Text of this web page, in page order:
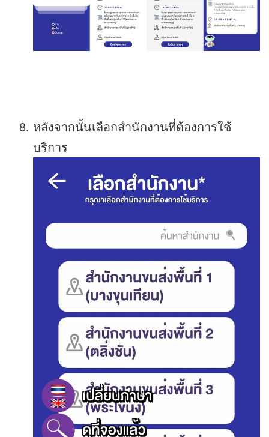
หลังจากนั้นเลือกสำนักงานที่ต้องการใช้
บริการ